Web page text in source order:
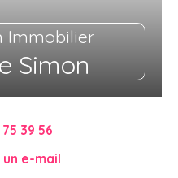
Immobilier
Simon
39 56
e-mail